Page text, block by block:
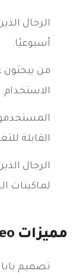
الرجال
أسبوعيًا.
من يبحثون
الاستخدام.
القابلة
الرجال
لماكينات
مميزات Feather F2 Neo
تصميم